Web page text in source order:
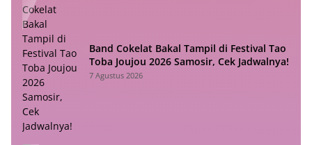
Band Cokelat Bakal Tampil di Festival Tao
Toba Joujou 2026 Samosir, Cek Jadwalnya!
7 Agustus 2026